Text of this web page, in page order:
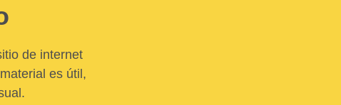
de internet
es útil,